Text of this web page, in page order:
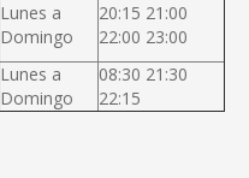
Lunes a
Domingo
20:15 21:00
22:00 23:00
Lunes a
Domingo
08:30 21:30
22:15